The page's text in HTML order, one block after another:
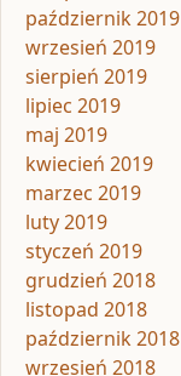
październik 2019
wrzesień 2019
sierpień 2019
lipiec 2019
maj 2019
kwiecień 2019
marzec 2019
luty 2019
styczeń 2019
grudzień 2018
listopad 2018
październik 2018
wrzesień 2018